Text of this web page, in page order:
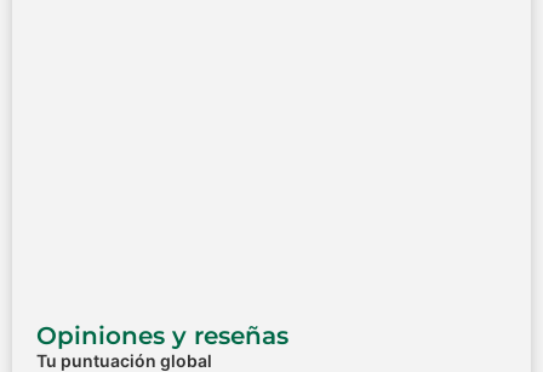
Opiniones y reseñas
Tu puntuación global